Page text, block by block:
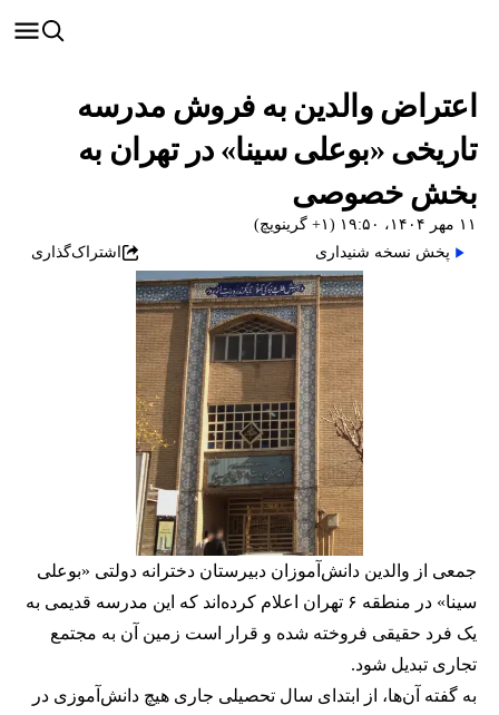
اعتراض والدین به فروش مدرسه
تاریخی «بوعلی سینا» در تهران به
بخش خصوصی
۱۱ مهر ۱۴۰۴، ۱۹:۵۰ (‎+۱ گرینویچ)
پخش نسخه شنیداری
اشتراک‌گذاری
جمعی از والدین دانش‌آموزان دبیرستان دخترانه دولتی «بوعلی
سینا» در منطقه ۶ تهران اعلام کرده‌اند که این مدرسه قدیمی به
یک فرد حقیقی فروخته شده و قرار است زمین آن به مجتمع
تجاری تبدیل شود.
به گفته آن‌ها، از ابتدای سال تحصیلی جاری هیچ دانش‌آموزی در